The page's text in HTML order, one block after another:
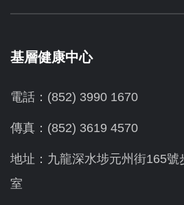
基層健康中心
電話：(852) 3990 1670
傳真：(852) 3619 4570
地址：九龍深水埗元州街165
室